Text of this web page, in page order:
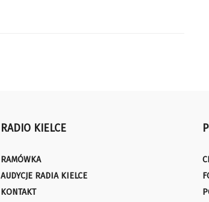
RADIO KIELCE
RAMÓWKA
AUDYCJE RADIA KIELCE
KONTAKT